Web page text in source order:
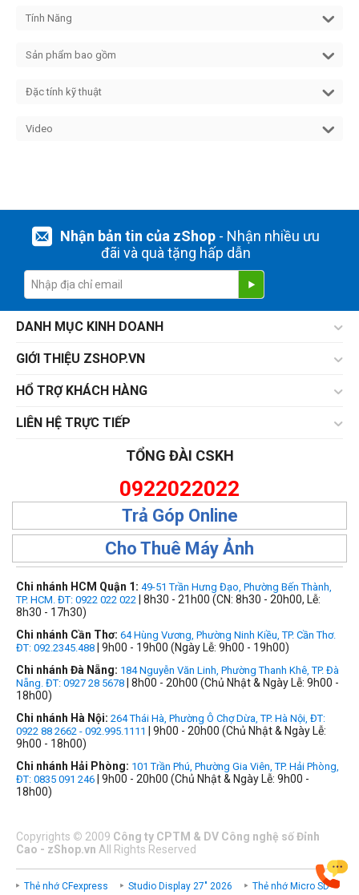
Tính Năng
Sản phẩm bao gồm
Đặc tính kỹ thuật
Video
Nhận bản tin của zShop- Nhận nhiều ưu
đãi và quà tặng hấp dẫn
DANH MỤC KINH DOANH
GIỚI THIỆU ZSHOP.VN
HỔ TRỢ KHÁCH HÀNG
LIÊN HỆ TRỰC TIẾP
TỔNG ĐÀI CSKH
0922022022
Trả Góp Online
Cho Thuê Máy Ảnh
Chi nhánh HCM Quận 1: 49-51 Trần Hưng Đạo, Phường Bến Thành,
TP. HCM. ĐT: 0922 022 022 | 8h30 - 21h00 (CN: 8h30 - 20h00, Lễ:
8h30 - 17h30)
Chi nhánh Cần Thơ: 64 Hùng Vương, Phường Ninh Kiều, TP. Cần Thơ.
ĐT: 092.2345.488 | 9h00 - 19h00 (Ngày Lễ: 9h00 - 19h00)
Chi nhánh Đà Nẵng: 184 Nguyễn Văn Linh, Phường Thanh Khê, TP. Đà
Nẵng. ĐT: 0927 28 5678 | 8h00 - 20h00 (Chủ Nhật & Ngày Lễ: 9h00 -
18h00)
Chi nhánh Hà Nội: 264 Thái Hà, Phường Ô Chợ Dừa, TP. Hà Nội, ĐT:
0922 88 2662 - 092.995.1111
| 9h00 - 20h00 (Chủ Nhật & Ngày Lễ:
9h00 - 18h00)
Chi nhánh Hải Phòng: 101 Trần Phú, Phường Gia Viên, TP. Hải Phòng,
ĐT: 0835 091 246 | 9h00 - 20h00 (Chủ Nhật & Ngày Lễ: 9h00 -
18h00)
Copyrights © 2009 Công ty CPTM & DV Công nghệ số Đỉnh
Cao - zShop.vn All Rights Reserved
Thẻ nhớ CFexpress Studio Display 27" 2026 Thẻ nhớ Micro SD